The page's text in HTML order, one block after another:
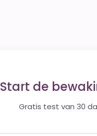
Start de
Gratis test van 30